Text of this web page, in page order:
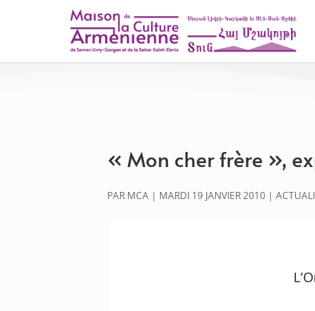
« Mon cher frère »,
PAR MCA | MARDI 19 JANVIER 2010 |